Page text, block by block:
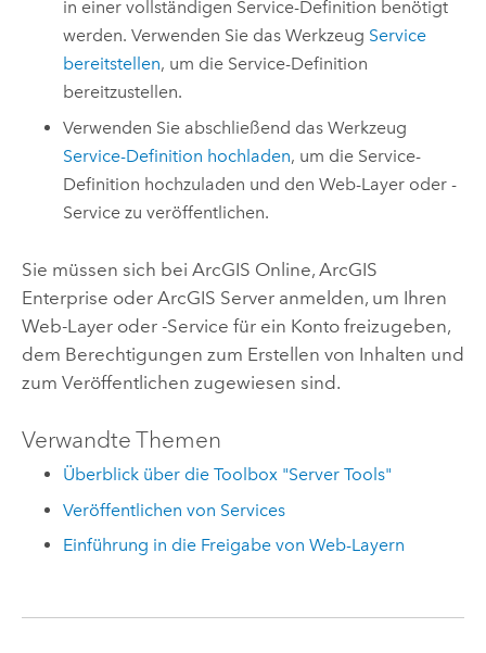
in einer vollständigen Service-Definition benötigt
werden. Verwenden Sie das Werkzeug Service
bereitstellen, um die Service-Definition
bereitzustellen.
Verwenden Sie abschließend das Werkzeug
Service-Definition hochladen, um die Service-
Definition hochzuladen und den Web-Layer oder -
Service zu veröffentlichen.
Sie müssen sich bei ArcGIS Online, ArcGIS
Enterprise oder ArcGIS Serveranmelden, um Ihren
Web-Layer oder -Service für ein Konto freizugeben,
dem Berechtigungen zum Erstellen von Inhalten und
zum Veröffentlichen zugewiesen sind.
Verwandte Themen
Überblick über die Toolbox "Server Tools"
Veröffentlichen von Services
Einführung in die Freigabe von Web-Layern